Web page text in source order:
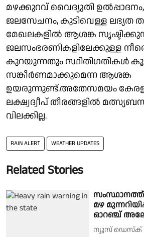
മഴക്കുറവ് വൈദ്യുതി
ജലസേചനം, കുടിവെള്ള ലഭ്യത
മേഖലകളിൽ ആശങ്ക
ജലസംഭരണികളിലേക്കുള്ള
കുറയുന്നതും സ്ഥിതിഗതികൾ
സങ്കീർണമാക്കുമെന്ന ആശങ്ക
ഉയരുന്നുണ്ട്.അതേസമയം
ലക്ഷ്വദ്വീപ് തീരങ്ങളിൽ
വിലക്കില്ല.
RAIN ALERT WEATHER UPDATES
Related Stories
മഴ
ഓറഞ്ച്
ന്യൂസ് ഡെസ്ക്